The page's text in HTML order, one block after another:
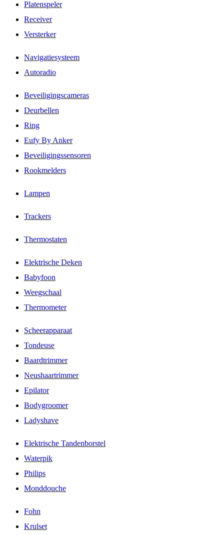
Platenspeler
Receiver
Versterker
Navigatiesysteem
Autoradio
Beveiligingscameras
Deurbellen
Ring
Eufy By Anker
Beveiligingssensoren
Rookmelders
Lampen
Trackers
Thermostaten
Elektrische Deken
Babyfoon
Weegschaal
Thermometer
Scheerapparaat
Tondeuse
Baardtrimmer
Neushaartrimmer
Epilator
Bodygroomer
Ladyshave
Elektrische Tandenborstel
Waterpik
Philips
Monddouche
Fohn
Krulset